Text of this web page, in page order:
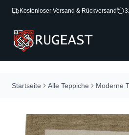
Kostenloser Versand & Rückversand
Startseite Alle Teppiche Moderne